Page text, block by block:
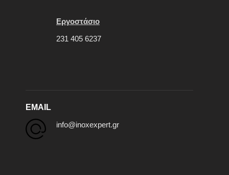
Εργοστάσιο
231 405 6237
EMAIL
info@inoxexpert.gr